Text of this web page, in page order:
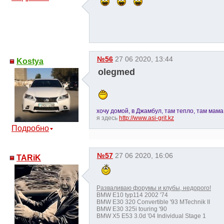
Kostya
Подробно
№56 27 06 2020, 13:44
olegmed
хочу домой, в Джамбул, там тепло, там
я здесь http://www.asi-grit.kz
TARiK №57 27 06 2020, 16:06
Разваливаю форумы и клубы, недорого!
BMW E10 typ114 2002 '74
BMW E30 320 Convertible '93 MTechnik II
BMW E30 325i touring '90
BMW X5 E53 3.0d '04 Individual Stage 1